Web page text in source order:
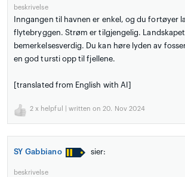
beskrivelse
Inngangen til havnen er enkel, og du fortøyer
flytebryggen. Strøm er tilgjengelig.
bemerkelsesverdig. Du kan høre lyden av
en god tursti opp til fjellene.
[translated from English with AI]
2 x helpful | written on 20. Nov 2024
SY Gabbiano sier:
beskrivelse